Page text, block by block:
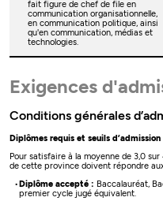
fait figure de chef de file en
communication organisationnelle,
en communication politique, ainsi
qu'en communication, médias et
technologies.
Exigences
Conditions générales
Diplômes requis et seuils
Pour satisfaire à la moyenne de 3,0
de cette province doivent répondre
Diplôme accepté : Baccalauréat,
premier cycle jugé équivalent.